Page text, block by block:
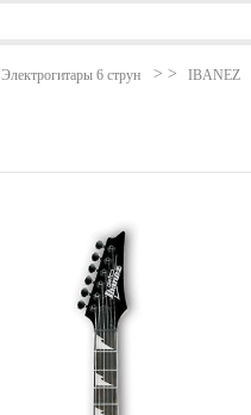
Электрогитары 6 струн IBANEZ